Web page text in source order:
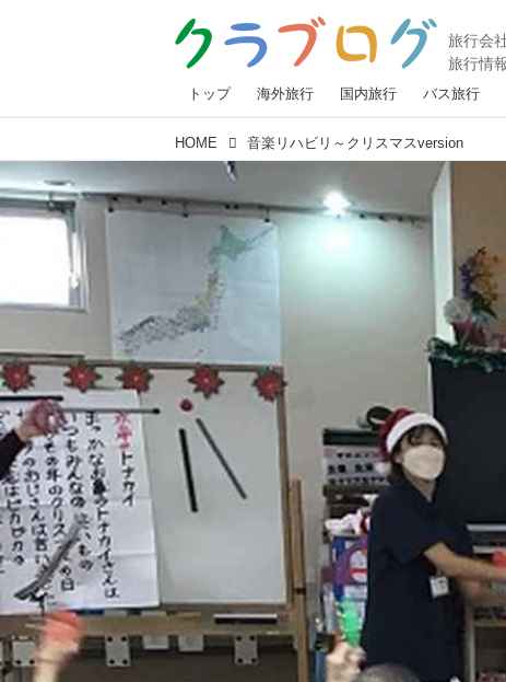
トップ 海外旅行 国内旅行 バス旅行
HOME 音楽リハビリ～クリスマスversion